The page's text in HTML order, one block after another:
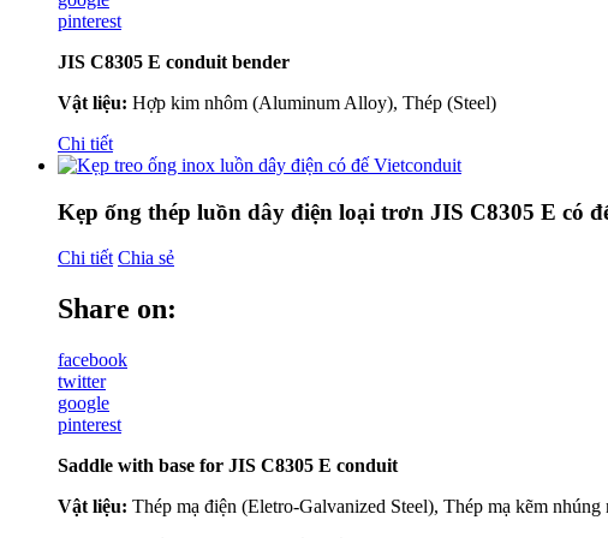
pinterest
JIS C8305 E conduit bender
Vật liệu: Hợp kim nhôm (Aluminum Alloy), Thép (Steel)
Chi tiết
Kẹp ống thép luồn dây điện loại trơn JIS C8305 E có
Chi tiết Chia sẻ
Share on:
facebook
twitter
google
pinterest
Saddle with base for JIS C8305 E conduit
Vật liệu: Thép mạ điện (Eletro-Galvanized Steel), Thép mạ kẽm